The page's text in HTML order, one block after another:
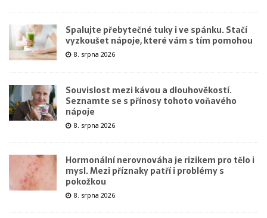
Spalujte přebytečné tuky i ve spánku. Stačí
vyzkoušet nápoje, které vám s tím pomohou
8. srpna 2026
Souvislost mezi kávou a dlouhověkostí.
Seznamte se s přínosy tohoto voňavého
nápoje
8. srpna 2026
Hormonální nerovnováha je rizikem pro tělo i
mysl. Mezi příznaky patří i problémy s
pokožkou
8. srpna 2026